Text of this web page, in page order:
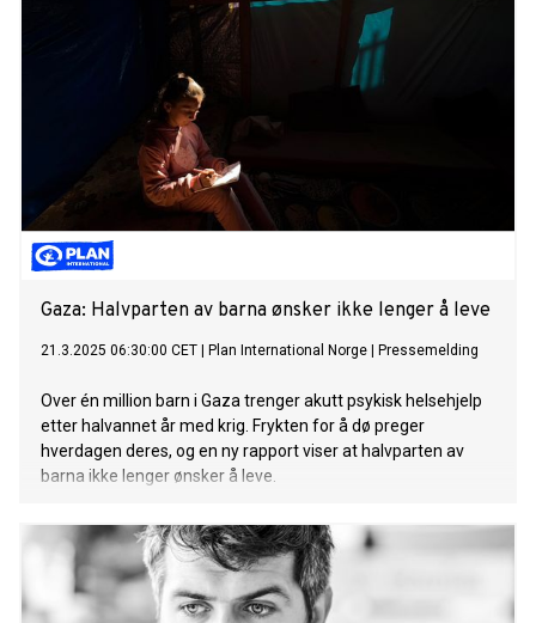
Gaza: Halvparten av barna ønsker ikke lenger å leve
21.3.2025 06:30:00 CET Plan International Norge Pressemelding
Over én million barn i Gaza trenger akutt psykisk helsehjelp
etter halvannet år med krig. Frykten for å dø preger
hverdagen deres, og en ny rapport viser at halvparten av
barna ikke lenger ønsker å leve.